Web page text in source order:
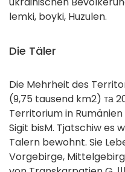
lemki, boyki, Huzulen.
Die Täler
Die Mehrheit des
(9,75 tausend km2) та
Territorium in
Sigit bisM. Tjatschiw es
Talern bewohnt. Sie
Vorgebirge,